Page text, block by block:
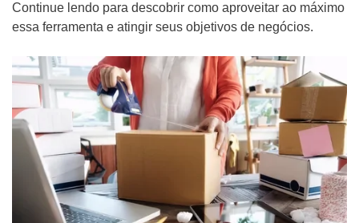
Continue lendo para descobrir como aproveitar ao máximo
essa ferramenta e atingir seus objetivos de negócios.
ENVIAR
WHATSAPP: (62) 99168 - 8014